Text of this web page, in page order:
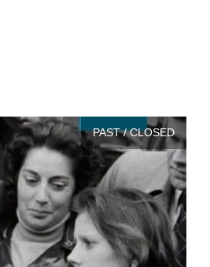
PAST / CLOSED